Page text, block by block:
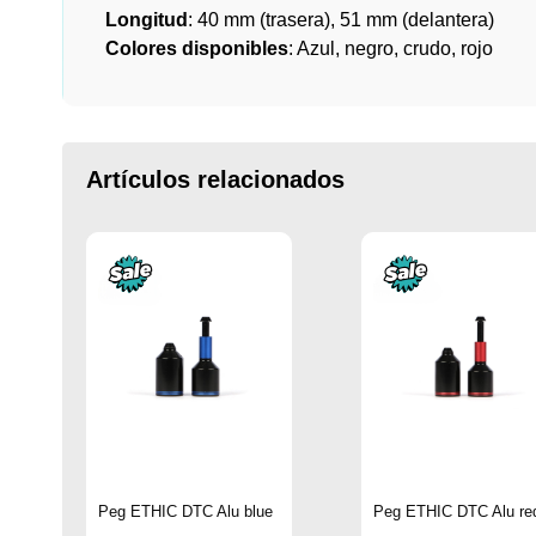
Longitud : 40 mm (trasera), 51 mm (delantera)
Colores disponibles: Azul, negro, crudo, rojo
Artículos relacionados
Peg ETHIC DTC Alu blue Peg ETHIC DTC Alu